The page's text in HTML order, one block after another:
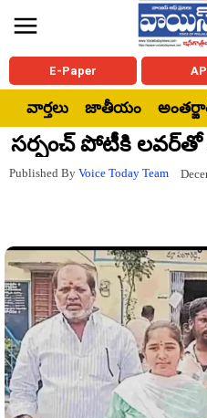
E-Paper AP
వార్తలు జాతీయం
సర్పంచ్ పోటీకి
Published By Voice Today Team